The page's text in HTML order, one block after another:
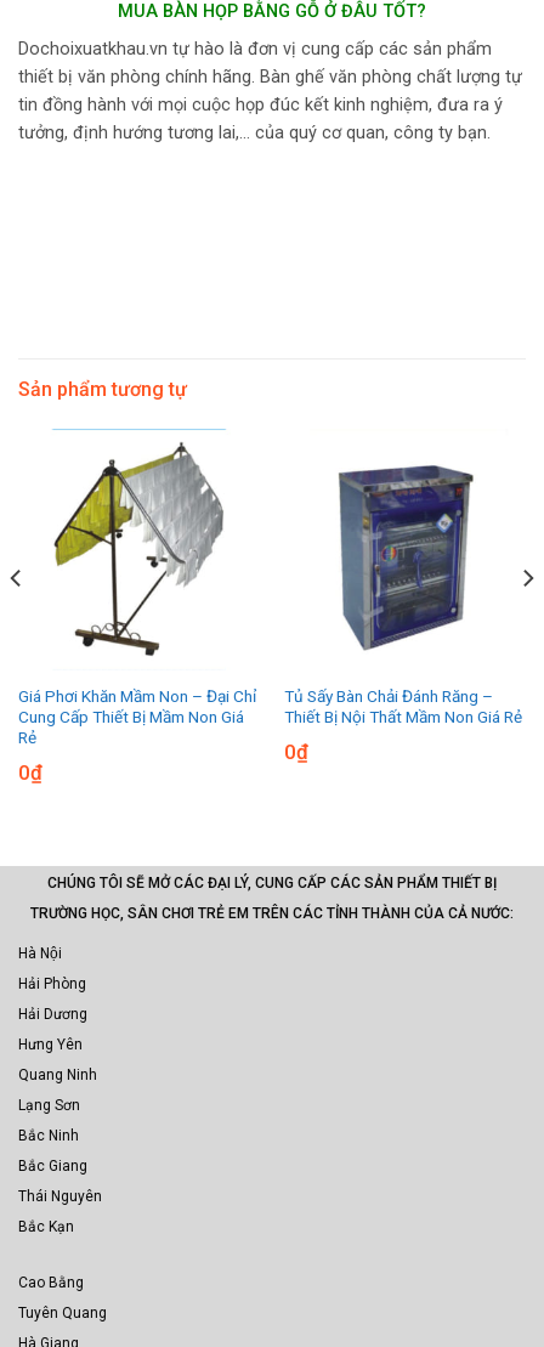
MUA BÀN HỌP BẰNG GỖ Ở ĐÂU TỐT?
Dochoixuatkhau.vn tự hào là đơn vị cung cấp các sản phẩm
thiết bị văn phòng chính hãng. Bàn ghế văn phòng chất lượng tự
tin đồng hành với mọi cuộc họp đúc kết kinh nghiệm, đưa ra ý
tưởng, định hướng tương lai,… của quý cơ quan, công ty bạn.
Sản phẩm tương tự
Giá Phơi Khăn Mầm Non – Đại Chỉ
Cung Cấp Thiết Bị Mầm Non Giá
Rẻ
0₫
Tủ Sấy Bàn Chải Đánh Răng –
Thiết Bị Nội Thất Mầm Non Giá Rẻ
0₫
CHÚNG TÔI SẼ MỞ CÁC ĐẠI LÝ, CUNG CẤP CÁC SẢN PHẨM THIẾT BỊ
TRƯỜNG HỌC, SÂN CHƠI TRẺ EM TRÊN CÁC TỈNH THÀNH CỦA CẢ NƯỚC:
Hà Nội
Hải Phòng
Hải Dương
Hưng Yên
Quang Ninh
Lạng Sơn
Bắc Ninh
Bắc Giang
Thái Nguyên
Bắc Kạn
Cao Bằng
Tuyên Quang
Hà Giang